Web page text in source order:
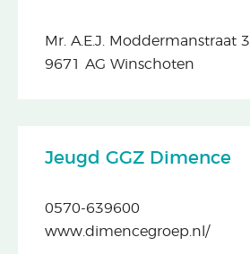
Mr. A.E.J. Moddermanstraat 3
9671 AG Winschoten
Jeugd GGZ Dimence
0570-639600
www.dimencegroep.nl/